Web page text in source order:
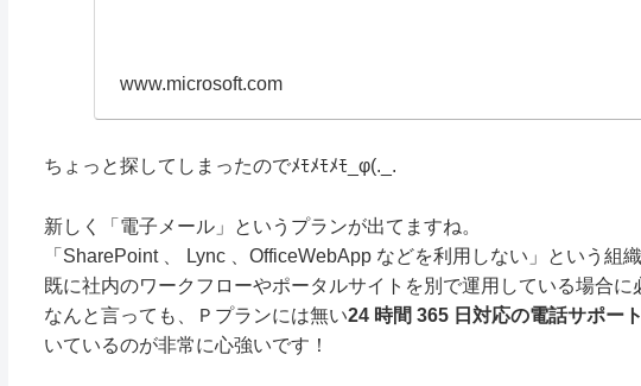
www.microsoft.com
ちょっと探してしまったのでﾒﾓﾒﾓﾒﾓ_φ(._.
新しく「電子メール」というプランが出てますね。
「SharePoint 、 Lync 、OfficeWebApp などを利用しない」という組
既に社内のワークフローやポータルサイトを別で運用している場合に
なんと言っても、Ｐプランには無い24 時間 365 日対応の電話サポー
いているのが非常に心強いです！